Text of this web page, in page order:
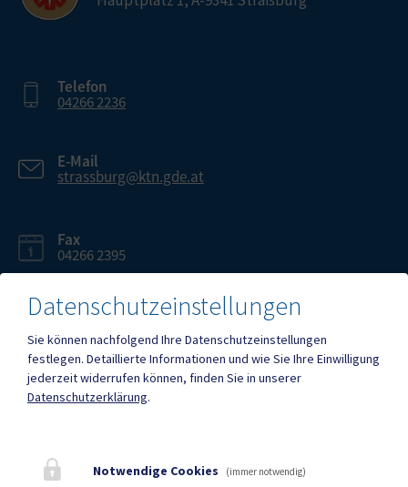
Telefon
04266 2236
E-Mail
strassburg@ktn.gde.at
Fax
04266 2395
Mehr
Geko digital Gemeinde-
Tourismus
Datenschutzeinstellungen
Sie können nachfolgend Ihre Datenschutzeinstellungen
festlegen. Detaillierte Informationen und wie Sie Ihre Einwilligung
jederzeit widerrufen können, finden Sie in unserer
Datenschutzerklärung.
Notwendige Cookies (immer notwendig)